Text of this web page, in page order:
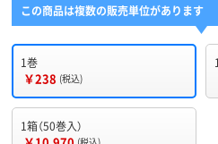
この商品は複数の販売単位があります
1巻
￥238 (税込)
1箱（50巻入）